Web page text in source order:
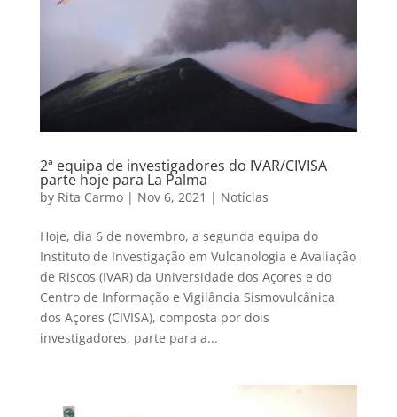
2ª equipa de investigadores do IVAR/CIVISA
parte hoje para La Palma
by Rita Carmo| Nov 6, 2021 | Notícias
Hoje, dia 6 de novembro, a segunda equipa do
Instituto de Investigação em Vulcanologia e Avaliação
de Riscos (IVAR) da Universidade dos Açores e do
Centro de Informação e Vigilância Sismovulcânica
dos Açores (CIVISA), composta por dois
investigadores, parte para a...